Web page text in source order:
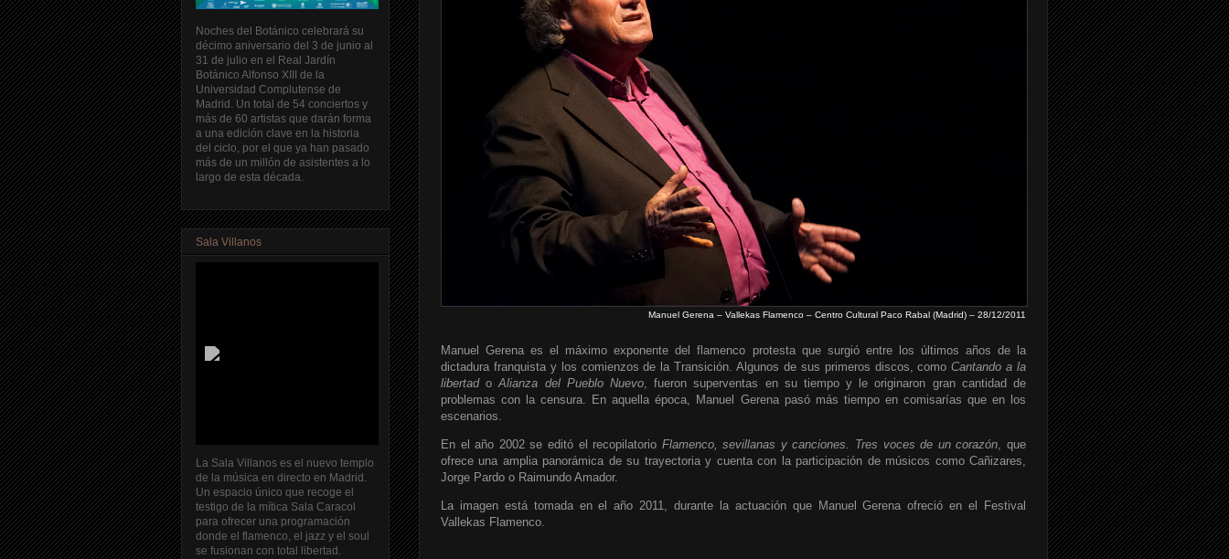
Manuel Gerena – Vallekas Flamenco – Centro Cultural Paco Rabal (Madrid) – 28/12/2011
Manuel Gerena es el máximo exponente del flamenco protesta que surgió entre los últimos años de la
dictadura franquista y los comienzos de la Transición. Algunos de sus primeros discos, comoCantando a la
libertadoAlianza del Pueblo Nuevo, fueron superventas en su tiempo y le originaron gran cantidad de
problemas con la censura. En aquella época, Manuel Gerena pasó más tiempo en comisarías que en los
escenarios.
En el año 2002 se editó el recopilatorio Flamenco, sevillanas y canciones. Tres voces de un corazón, que
ofrece una amplia panorámica de su trayectoria y cuenta con la participación de músicos como Cañizares,
Jorge Pardo o Raimundo Amador.
La imagen está tomada en el año 2011, durante la actuación que Manuel Gerena ofreció en el Festival
Vallekas Flamenco.
Noches del Botánico celebrará su
décimo aniversario del 3 de junio al
31 de julio en el Real Jardín
Botánico Alfonso XIII de la
Universidad Complutense de
Madrid. Un total de 54 conciertos y
más de 60 artistas que darán forma
a una edición clave en la historia
del ciclo, por el que ya han pasado
más de un millón de asistentes a lo
largo de esta década.
Sala Villanos
La Sala Villanos es el nuevo templo
de la música en directo en Madrid.
Un espacio único que recoge el
testigo de la mítica Sala Caracol
para ofrecer una programación
donde el flamenco, el jazz y el soul
se fusionan con total libertad.